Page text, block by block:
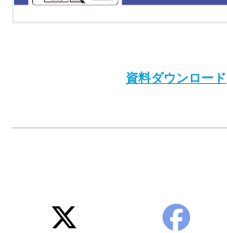
資料ダウンロード